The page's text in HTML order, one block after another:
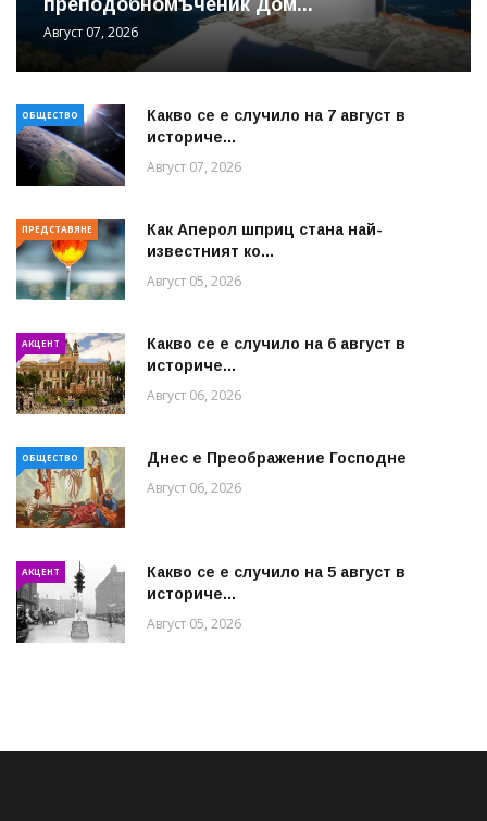
Август 07, 2026
ОБЩЕСТВО
Какво се е случило на 7 август в
историче...
Август 07, 2026
ПРЕДСТАВЯНЕ
Как Аперол шприц стана най-
известният ко...
Август 05, 2026
АКЦЕНТ
Какво се е случило на 6 август в
историче...
Август 06, 2026
ОБЩЕСТВО Днес е Преображение Господне
Август 06, 2026
АКЦЕНТ
Какво се е случило на 5 август в
историче...
Август 05, 2026